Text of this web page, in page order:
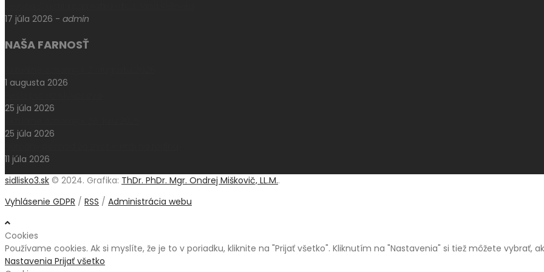
17 júla 2026 - admin
NAŠA FARNOSŤ
1 augusta 2026
25 júla 2026
25 júla 2026
11 júla 2026
sidlisko3.sk © 2024. Grafika: ThDr. PhDr. Mgr. Ondrej Miškovič, LL.M..
Vyhlásenie GDPR / RSS / Administrácia webu
Cookies
Používame cookies. Ak si myslíte, že je to v poriadku, kliknite na "Prijať všetko". Kliknutím na "Nastavenia" si tiež môžete vybrať,
Nastavenia Prijať všetko